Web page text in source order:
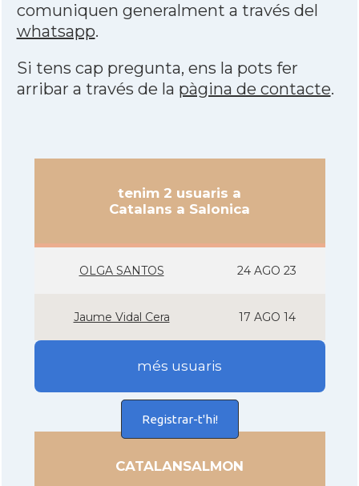
comuniquen generalment a través del
whatsapp.
Si tens cap pregunta, ens la pots fer
arribar a través de la pàgina de contacte.
tenim 2 usuaris a
Catalans a Salonica
OLGA SANTOS 24 AGO 23
Jaume Vidal Cera 17 AGO 14
més usuaris
Registrar-t'hi!
CATALANSALMON